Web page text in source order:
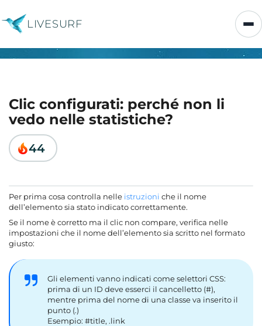
LIVESURF
Clic configurati: perché non li
vedo nelle statistiche?
44
Per prima cosa controlla nelle istruzioni che il nome
dell’elemento sia stato indicato correttamente.
Se il nome è corretto ma il clic non compare, verifica nelle
impostazioni che il nome dell’elemento sia scritto nel formato
giusto:
Gli elementi vanno indicati come selettori CSS:
prima di un ID deve esserci il cancelletto (#),
mentre prima del nome di una classe va inserito il
punto (.)
Esempio: #title, .link